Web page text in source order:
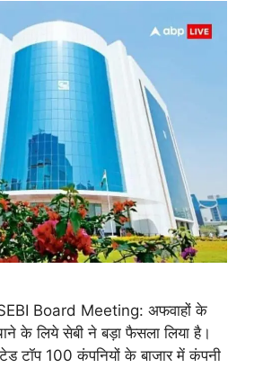
Board Meeting: अफवाहों के
के लिये सेबी ने बड़ा फैसला लिया है।
टॉप 100 कंपनियों के बाजार में कंपनी